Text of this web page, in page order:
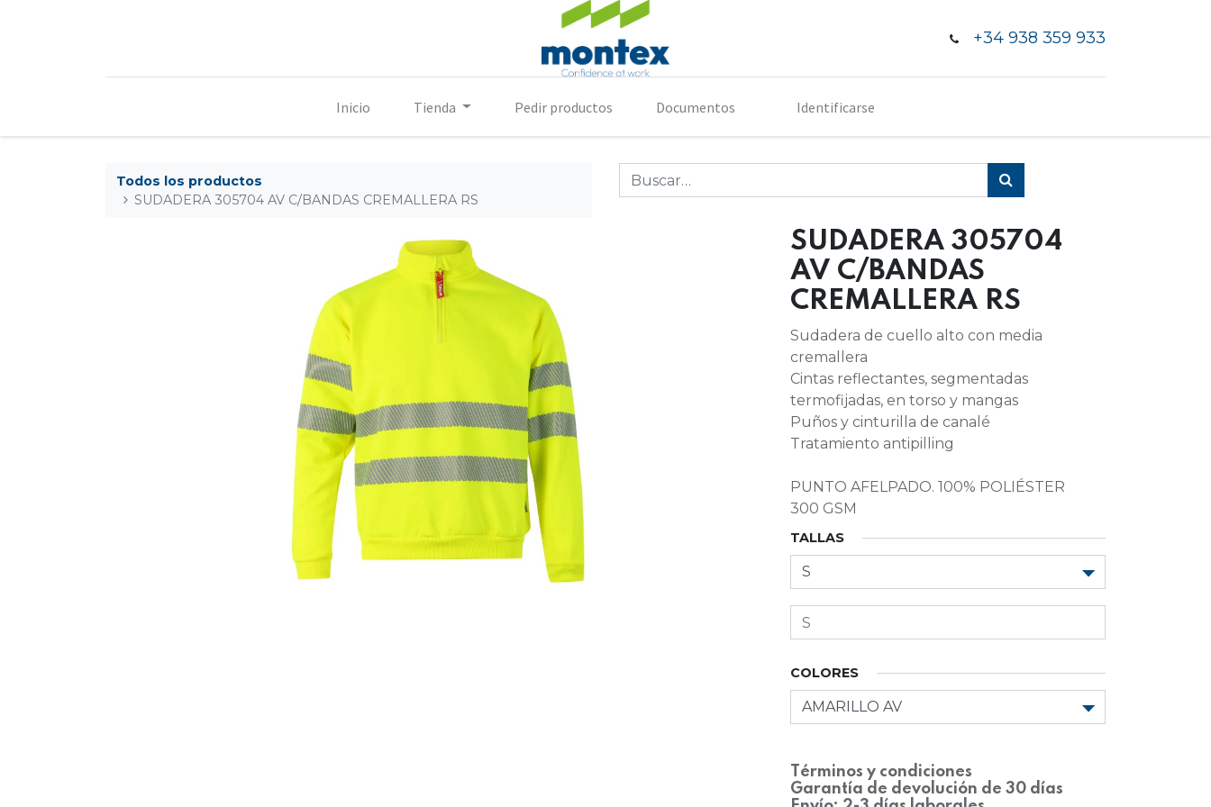
+34 938 359 933
Inicio Tienda Pedir productos Documentos Identificarse
Todos los productos
SUDADERA 305704 AV C/BANDAS CREMALLERA RS
SUDADERA 305704
AV C/BANDAS
CREMALLERA RS
Sudadera de cuello alto con media
cremallera
Cintas reflectantes, segmentadas
termofijadas, en torso y mangas
Puños y cinturilla de canalé
Tratamiento antipilling
PUNTO AFELPADO. 100% POLIÉSTER
300 GSM
TALLAS
COLORES
Términos y condiciones
Garantía de devolución de 30 días